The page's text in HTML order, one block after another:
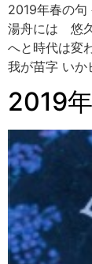
2019年春の
湯舟には 悠
へと時代は変
我が苗字 い
2019